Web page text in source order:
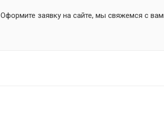
Оформите заявку на сайте, мы свяжемся с